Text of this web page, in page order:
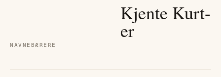
NAVNEBÆRERE
Kjente Kurt-
er